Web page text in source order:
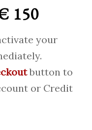
150
your
button to
or Credit